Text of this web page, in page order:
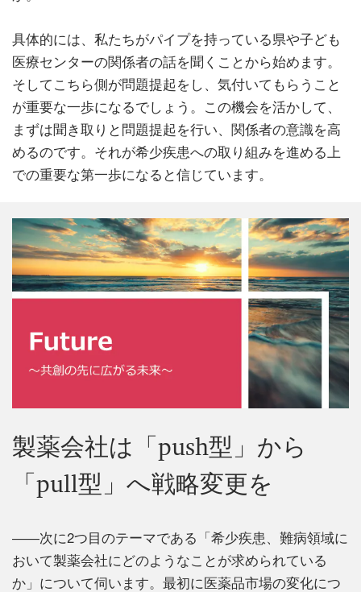
具体的には、私たちがパイプを持っている県や子ども
医療センターの関係者の話を聞くことから始めます。
そしてこちら側が問題提起をし、気付いてもらうこと
が重要な一歩になるでしょう。この機会を活かして、
まずは聞き取りと問題提起を行い、関係者の意識を高
めるのです。それが希少疾患への取り組みを進める上
での重要な第一歩になると信じています。
製薬会社は「push型」から
「pull型」へ戦略変更を
――次に2つ目のテーマである「希少疾患、難病領域に
おいて製薬会社にどのようなことが求められている
か」について伺います。最初に医薬品市場の変化につ